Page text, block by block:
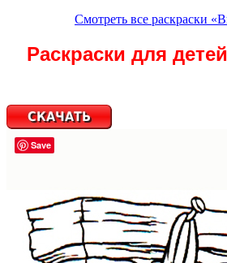
Смотреть все раскраски
Раскраски для
Save